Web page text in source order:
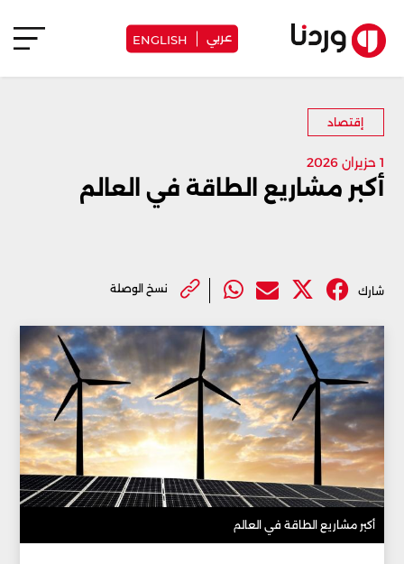
عربي ENGLISH
إقتصاد
1 حزيران 2026
أكبر مشاريع الطاقة في العالم
شارك نسخ الوصلة
أكبر مشاريع الطاقة في العالم